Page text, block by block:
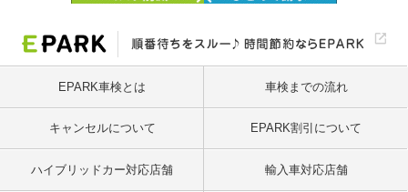
EPARK車検とは 車検までの流れ
キャンセルについて EPARK割引について
ハイブリッドカー対応店舗 輸入車対応店舗